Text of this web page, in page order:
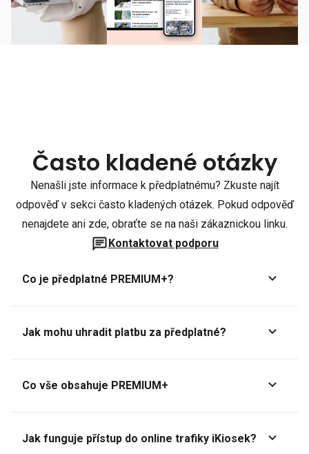
Často kladené otázky
Nenašli jste informace k předplatnému? Zkuste najít
odpověď v sekci často kladených otázek. Pokud odpověď
nenajdete ani zde, obraťte se na naši zákaznickou linku.
Kontaktovat podporu
Co je předplatné PREMIUM+?
Jak mohu uhradit platbu za předplatné?
Co vše obsahuje PREMIUM+
Jak funguje přístup do online trafiky iKiosek?